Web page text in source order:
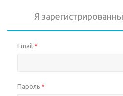
Я
Email *
Пароль *